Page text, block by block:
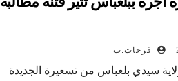
فرحات.ب
سيدي بلعباس من تسعيرة الجديدة